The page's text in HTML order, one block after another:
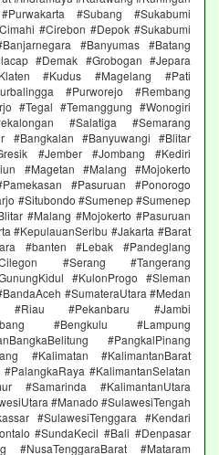
#Subang #Sukabumi
#Cirebon #Depok #Sukabumi
#Banyumas #Batang
#Demak #Grobogan #Jepara
#Kudus #Magelang #Pati
#Purworejo #Rembang
#Tegal #Temanggung #Wonogiri
#Salatiga #Semarang
#Bangkalan #Banyuwangi #Blitar
#Jember #Jombang #Kediri
#Magetan #Malang #Mojokerto
#Pasuruan #Ponorogo
#Situbondo #Sumenep #Sumenep
#Malang #Mojokerto #Pasuruan
#KepulauanSeribu #Jakarta #Barat
#banten #Lebak #Pandeglang
#Serang #Tangerang
#KulonProgo #Sleman
#SumateraUtara #Medan
#Riau #Pekanbaru #Jambi
#Bengkulu #Lampung
#PangkalPinang
#Kalimatan #KalimantanBarat
#KalimantanSelatan
#Samarinda #KalimantanUtara
#Manado #SulawesiTengah
#SulawesiTenggara #Kendari
#SundaKecil #Bali #Denpasar
#NusaTenggaraBarat #Mataram